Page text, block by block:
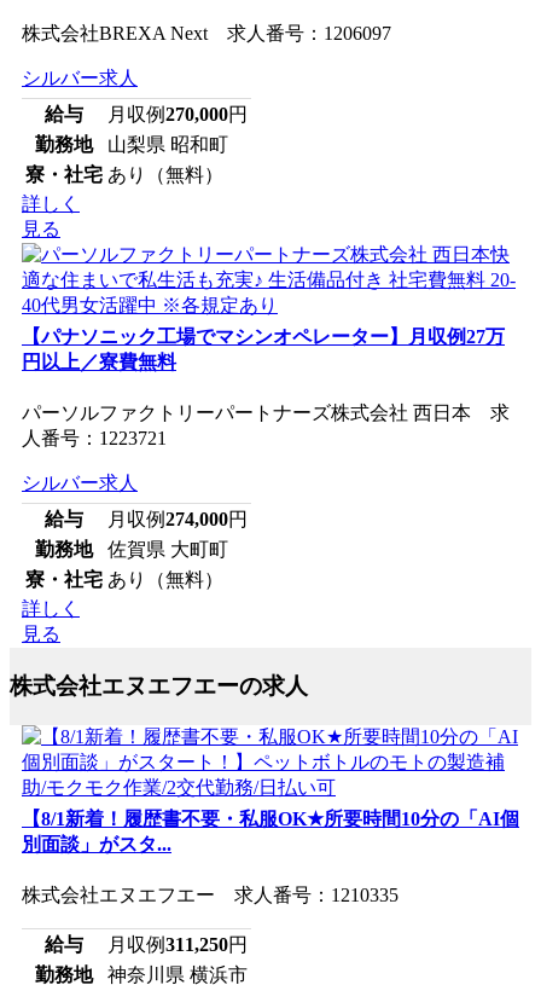
株式会社BREXA Next 求人番号：1206097
シルバー求人
給与
月収例270,000円
勤務地
山梨県 昭和町
寮・社宅 あり（無料）
詳しく
見る
【パナソニック工場でマシンオペレーター】月収例27万
円以上／寮費無料
パーソルファクトリーパートナーズ株式会社 西日本 求
人番号：1223721
シルバー求人
給与
月収例274,000円
勤務地
佐賀県 大町町
寮・社宅 あり（無料）
詳しく
見る
株式会社エヌエフエーの求人
【8/1新着！履歴書不要・私服OK★所要時間10分の「AI個
別面談」がスタ...
株式会社エヌエフエー 求人番号：1210335
給与 月収例311,250円
勤務地
神奈川県 横浜市